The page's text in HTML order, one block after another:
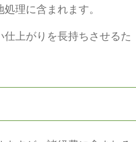
理に含まれます。
上がりを長持ちさせるた